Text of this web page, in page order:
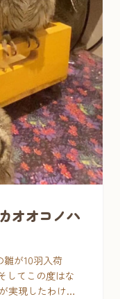
オオコノハ
雛が10羽入荷
してこの度はな
実現したわけで